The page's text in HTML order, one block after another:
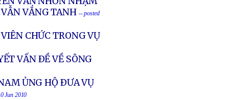
VẮNG TANH -- posted
CHỨC TRONG VỤ
VẤN ÐỀ VỀ SÔNG
ỦNG HỘ ÐƯA VỤ
Jun 2010